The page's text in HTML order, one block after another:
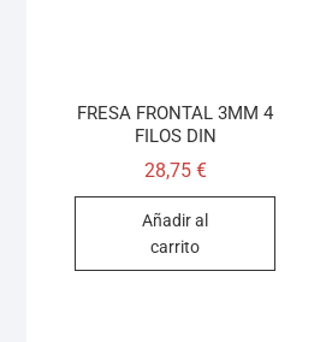
FRESA FRONTAL 3MM 4
FILOS DIN
28,75 €
Añadir al
carrito